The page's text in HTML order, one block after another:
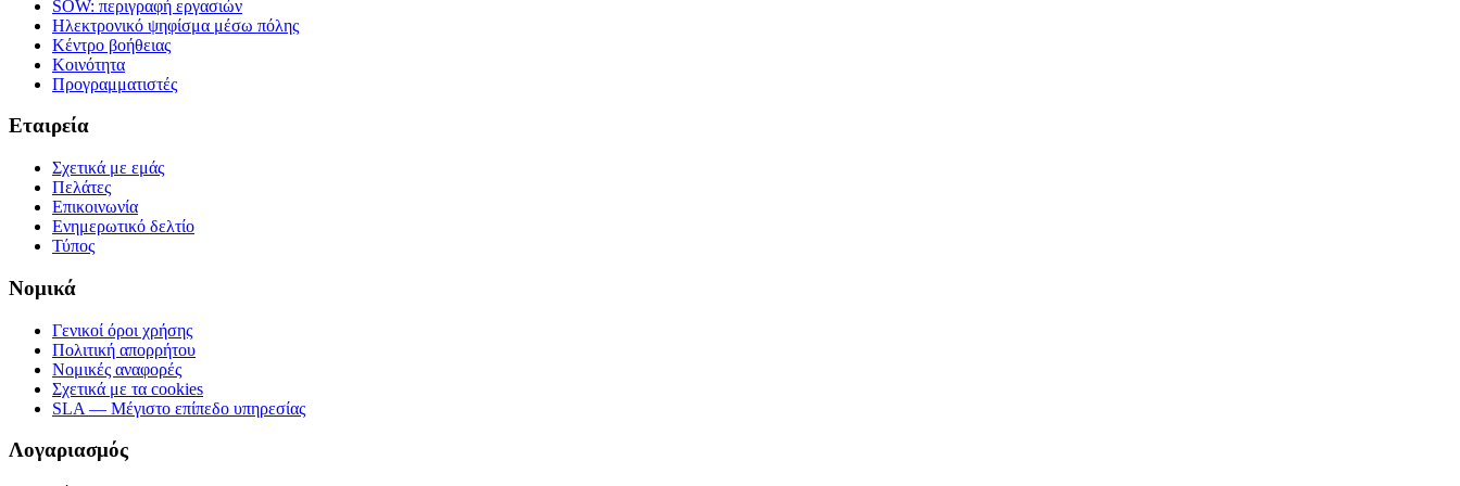
SOW: περιγραφή εργασιών
Ηλεκτρονικό ψηφίσμα μέσω πόλης
Κέντρο βοήθειας
Κοινότητα
Προγραμματιστές
Εταιρεία
Σχετικά με εμάς
Πελάτες
Επικοινωνία
Ενημερωτικό δελτίο
Τύπος
Νομικά
Γενικοί όροι χρήσης
Πολιτική απορρήτου
Νομικές αναφορές
Σχετικά με τα cookies
SLA — Μέγιστο επίπεδο υπηρεσίας
Λογαριασμός